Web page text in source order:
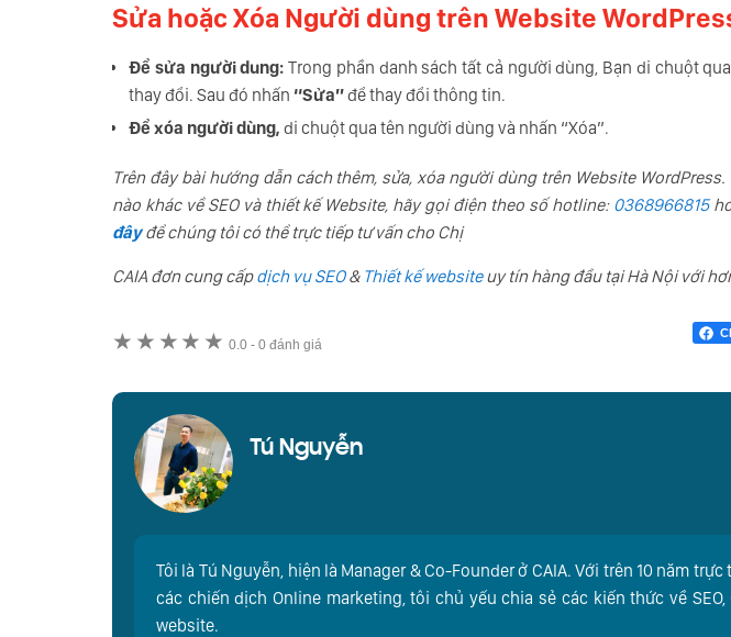
Sửa hoặc Xóa Người dùng trên Website
Để sửa người dung: Trong phần danh sách tất cả người dùng, Bạn di chuột
thay đổi. Sau đó nhấn “Sửa”để thay đổi thông tin.
Để xóa người dùng, di chuột qua tên người dùng và nhấn “Xóa”.
Trên đây bài hướng dẫn cách thêm, sửa, xóa người dùng trên Website
nào khác về SEO và thiết kế Website, hãy gọi điện theo số hotline: 0368966815
đâyđể chúng tôi có thể trực tiếp tư vấn cho Chị
CAIA đơn cung cấpdịch vụ SEO& Thiết kế websiteuy tín hàng đầu tại Hà Nội với
★ ★ ★ ★ ★ 0.0 -0 đánh giá
Tú Nguyễn
Tôi là Tú Nguyễn, hiện là Manager & Co-Founder ở CAIA. Với trên 10 năm trực
các chiến dịch Online marketing, tôi chủ yếu chia sẻ các kiến thức về SEO,
website.